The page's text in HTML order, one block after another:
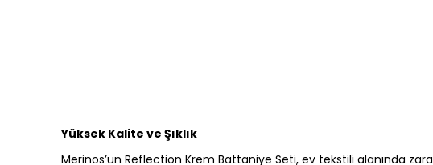
Yüksek Kalite ve Şıklık
Merinos’un Reflection Krem Battaniye Seti, ev tekstili alanında